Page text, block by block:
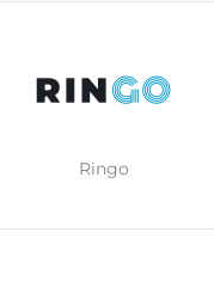
Ringo